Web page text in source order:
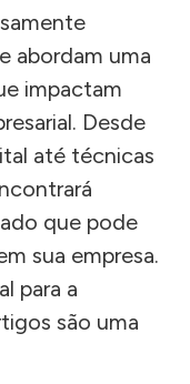
abordam uma
impactam
Desde
até técnicas
que pode
sua empresa.
para a
são uma